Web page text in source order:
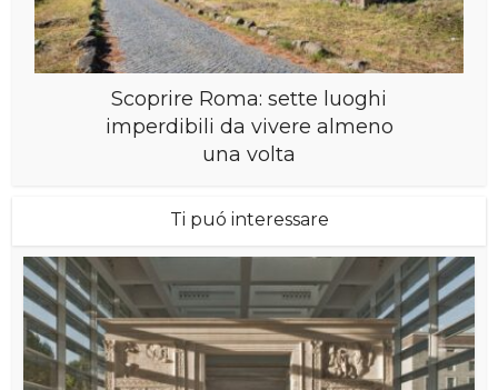
Scoprire Roma: sette luoghi
imperdibili da vivere almeno
una volta
Ti puó interessare